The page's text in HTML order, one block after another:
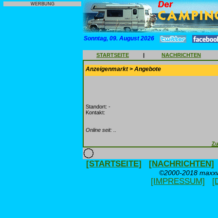
WERBUNG
Sonntag, 09. August 2026
STARTSEITE | NACHRICHTEN
Anzeigenmarkt > Angebote
Standort: -
Kontakt:
Online seit: ..
[STARTSEITE] [NACHRICHTEN]
©2000-2018
[IMPRESSUM]